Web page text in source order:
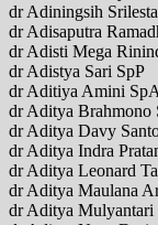
dr Adiningsih
dr Adisaputra
dr Adisti Mega
dr Adistya Sari SpP
dr Aditiya Amini
dr Aditya Brahmono
dr Aditya Davy
dr Aditya Indra
dr Aditya Leonard
dr Aditya Maulana
dr Aditya